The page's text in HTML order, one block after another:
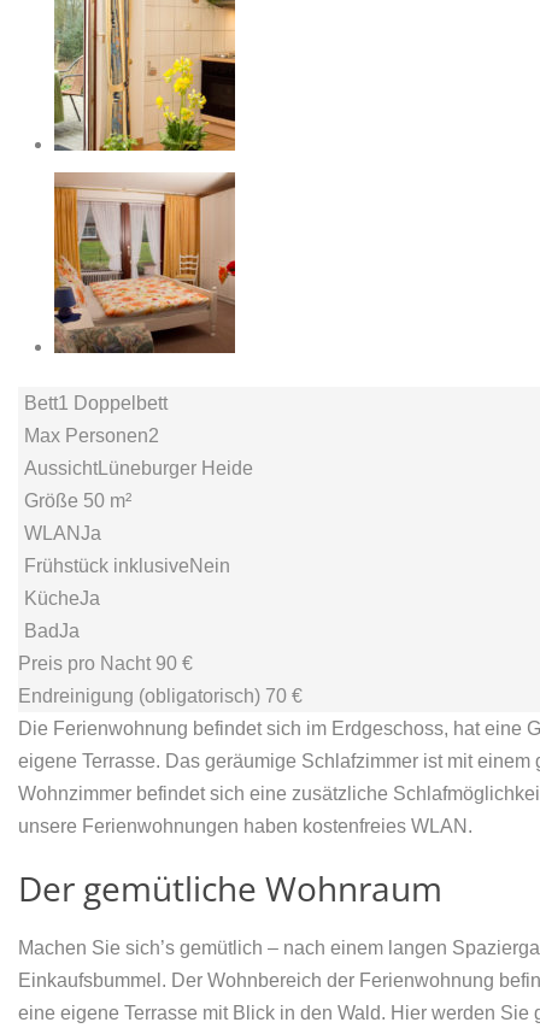
Bett1 Doppelbett
Max Personen2
AussichtLüneburger Heide
Größe 50 m²
WLANJa
Frühstück inklusiveNein
KücheJa
BadJa
Preis pro Nacht 90 €
Endreinigung (obligatorisch) 70 €
Die Ferienwohnung befindet sich im Erdgeschoss, hat eine
eigene Terrasse. Das geräumige Schlafzimmer ist mit
Wohnzimmer befindet sich eine zusätzliche
unsere Ferienwohnungen haben kostenfreies WLAN.
Der gemütliche Wohnraum
Machen Sie sich’s gemütlich – nach einem langen
Einkaufsbummel. Der Wohnbereich der Ferienwohnung
eine eigene Terrasse mit Blick in den Wald. Hier werden Sie